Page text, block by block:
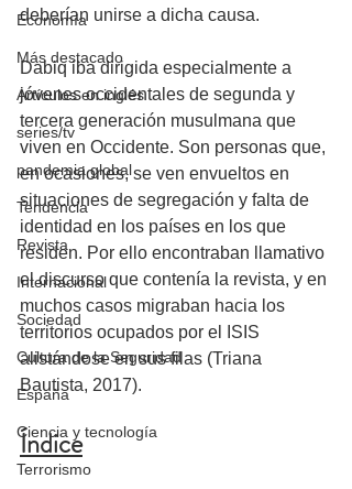
Economía
Más destacado
Artículos en inglés
series/tv
pandemia global
Tendencia
Revista
Internacional
Sociedad
Cultura de la Seguridad
España
Ciencia y tecnología
Terrorismo
deberían unirse a dicha causa.
Dabiq iba dirigida especialmente a
jóvenes occidentales de segunda y
tercera generación musulmana que
viven en Occidente. Son personas que,
en ocasiones, se ven envueltos en
situaciones de segregación y falta de
identidad en los países en los que
residen. Por ello encontraban llamativo
el discurso que contenía la revista, y en
muchos casos migraban hacia los
territorios ocupados por el ISIS
alistándose en sus filas (Triana
Bautista, 2017).
Índice